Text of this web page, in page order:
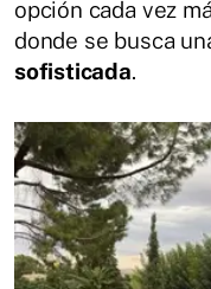
opción cada vez
donde se busca
sofisticada.